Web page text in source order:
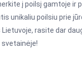
į poilsį gamtoje ir
unikaliu poilsiu prie
rasite dar